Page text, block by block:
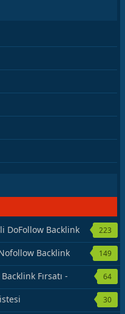
DoFollow Backlink
223
Backlink
149
Fırsatı -
64
30